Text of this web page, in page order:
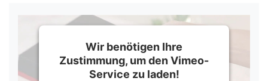
Wir benötigen Ihre
Zustimmung, um den Vimeo-
Service zu laden!